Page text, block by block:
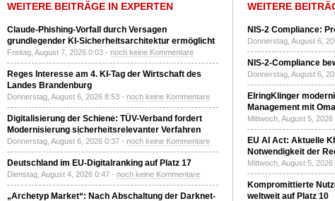
WEITERE BEITRÄGE IN EXPERTEN
Claude-Phishing-Vorfall durch Versagen
grundlegender KI-Sicherheitsarchitektur ermöglicht
Freitag, August 7, 2026 0:03 - noch keine Kommentare
Reges Interesse am 4. KI-Tag der Wirtschaft des
Landes Brandenburg
Donnerstag, August 6, 2026 8:53 - noch keine Kommentare
Digitalisierung der Schiene: TÜV-Verband fordert
Modernisierung sicherheitsrelevanter Verfahren
Donnerstag, August 6, 2026 0:37 - noch keine Kommentare
Deutschland im EU-Digitalranking auf Platz 17
Dienstag, August 4, 2026 0:47 - noch keine Kommentare
„Archetyp Market“: Nach Abschaltung der Darknet-
WEITERE
NIS-2 Compliance:
Donnerstag, August 6,
NIS-2-Compliance
Donnerstag, August 6,
ElringKlinger
Management mit
Mittwoch, August 5, 2026
EU AI Act: Aktuelle
Notwendigkeit der
Mittwoch, August 5, 2026
Kompromittierte
weltweit auf Platz 10